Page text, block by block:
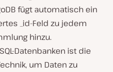
fügt automatisch ein
_id-Feld zu jedem
hinzu.
Datenbanken ist die
um Daten zu